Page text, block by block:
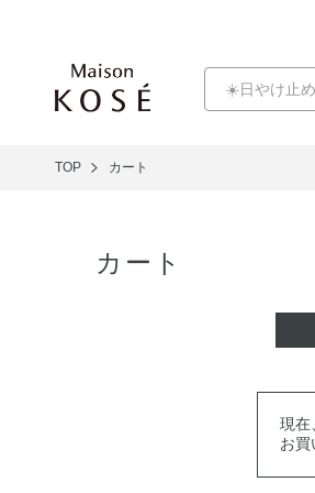
TOP カート
カート
現在
お買